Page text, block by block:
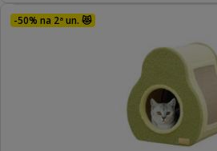
-50% na 2ª un. 😻